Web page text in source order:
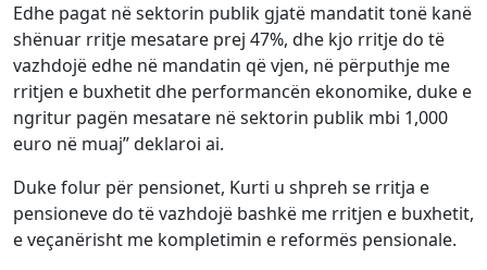
Edhe pagat në sektorin publik gjatë mandatit tonë kanë
shënuar rritje mesatare prej 47%, dhe kjo rritje do të
vazhdojë edhe në mandatin që vjen, në përputhje me
rritjen e buxhetit dhe performancën ekonomike, duke e
ngritur pagën mesatare në sektorin publik mbi 1,000
euro në muaj” deklaroi ai.
Duke folur për pensionet, Kurti u shpreh se rritja e
pensioneve do të vazhdojë bashkë me rritjen e buxhetit,
e veçanërisht me kompletimin e reformës pensionale.